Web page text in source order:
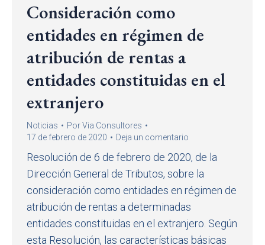
Consideración como
entidades en régimen de
atribución de rentas a
entidades constituidas en el
extranjero
Noticias PorVia Consultores
17 de febrero de 2020
Deja un comentario
Resolución de 6 de febrero de 2020, de la
Dirección General de Tributos, sobre la
consideración como entidades en régimen de
atribución de rentas a determinadas
entidades constituidas en el extranjero. Según
esta Resolución, las características básicas